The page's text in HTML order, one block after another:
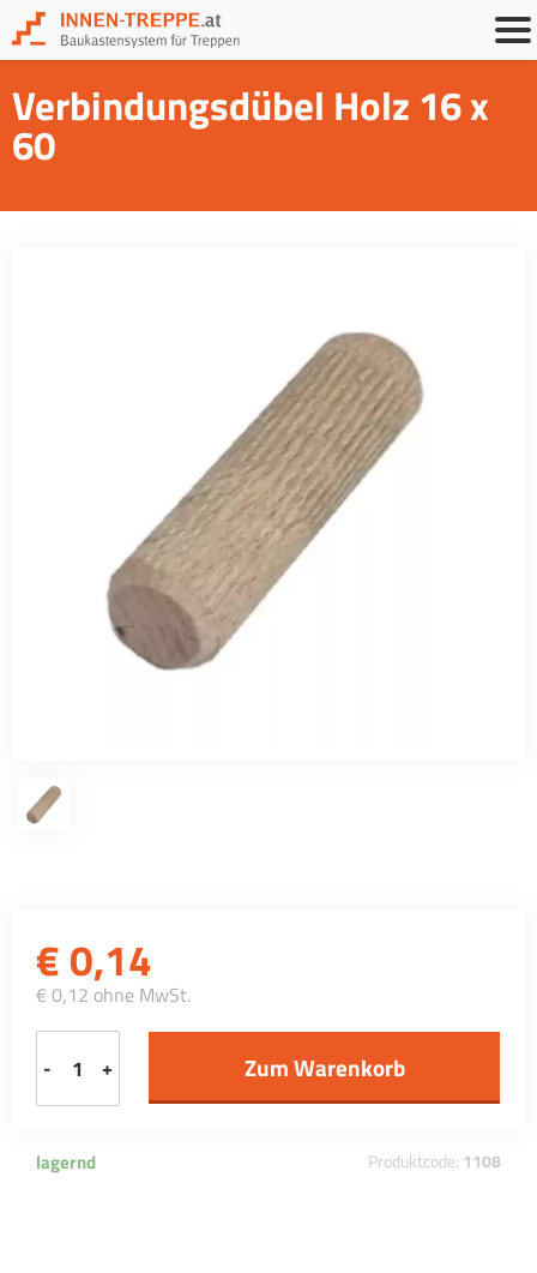
Verbindungsdübel Holz 16 x
60
€0,14
€ 0,12 ohne MwSt.
- +
lagernd Produktcode: 1108